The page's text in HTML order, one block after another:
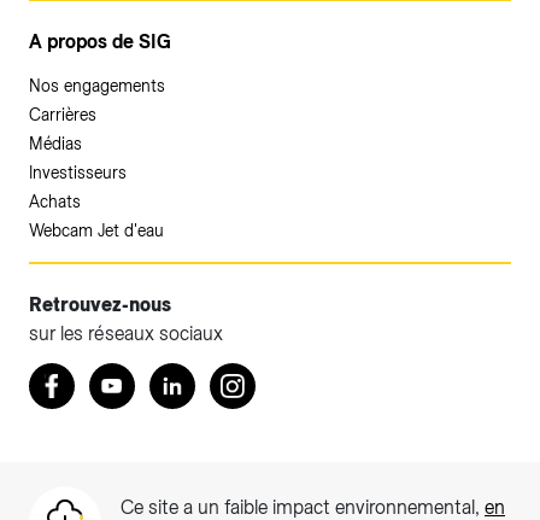
A propos de SIG
Nos engagements
Carrières
Médias
Investisseurs
Achats
Webcam Jet d'eau
Retrouvez-nous
sur les réseaux sociaux
Retrouvez nous sur Facebook
YoutubeLinkedInInstagram
Ce site a un faible impact environnemental, en
Accéder à votre espace client SIG.
Votre espace client SIG n'est pas optimisé pour une